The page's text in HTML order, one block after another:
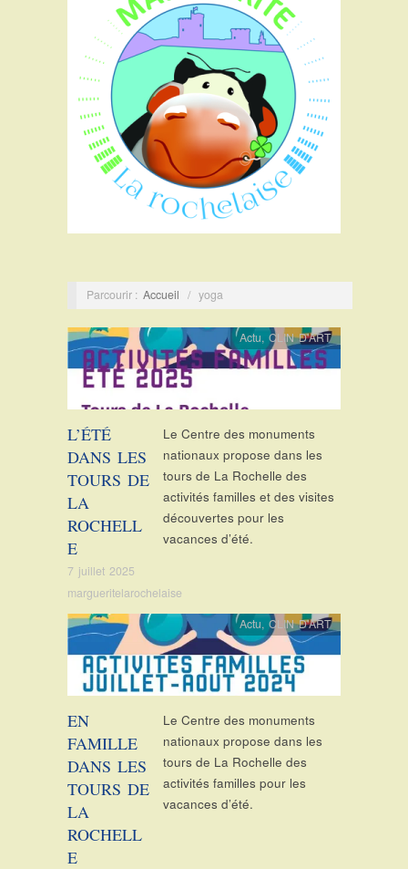
Parcourir : Accueil / yoga
L’ÉTÉ
DANS LES
TOURS DE
LA
ROCHELL
E
7 juillet 2025
margueritelarochelaise
Actu,CLIN D'ART
Le Centre des monuments
nationaux propose dans les
tours de La Rochelle des
activités familles et des visites
découvertes pour les
vacances d’été.
EN
FAMILLE
DANS LES
TOURS DE
LA
ROCHELL
E
Actu,CLIN D'ART
Le Centre des monuments
nationaux propose dans les
tours de La Rochelle des
activités familles pour les
vacances d’été.